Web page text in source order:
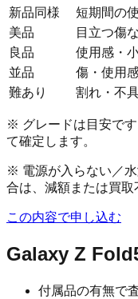
新品同様
短期間の
美品
目立つ傷
良品
使用感・
並品
傷・使用
難あり
割れ・不
※ グレードは目安で
て確定します。
※ 電源が入らない／
合は、減額または買取
この内容で申し込む
Galaxy Z
付属品の有無で